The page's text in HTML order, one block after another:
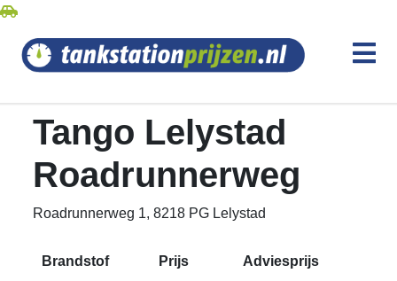
Tango Lelystad
Roadrunnerweg
Roadrunnerweg 1, 8218 PG Lelystad
Brandstof Prijs Adviesprijs